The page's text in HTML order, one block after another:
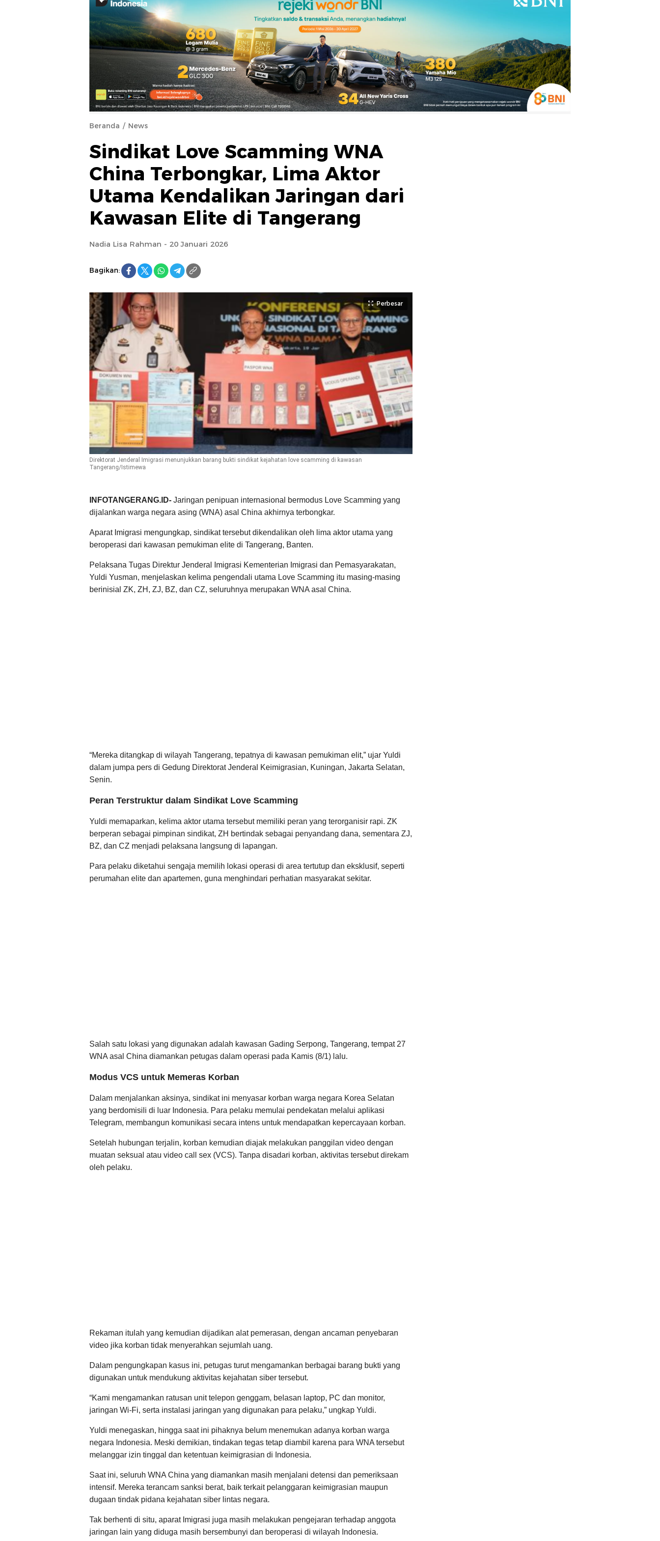
Beranda News
Sindikat Love Scamming WNA
China Terbongkar, Lima Aktor
Utama Kendalikan Jaringan dari
Kawasan Elite di Tangerang
Nadia Lisa Rahman - 20 Januari 2026
Bagikan:
Perbesar
Direktorat Jenderal Imigrasi menunjukkan barang bukti sindikat kejahatan love scamming di kawasan
Tangerang/Istimewa
INFOTANGERANG.ID- Jaringan penipuan internasional bermodus Love Scamming yang
dijalankan warga negara asing (WNA) asal China akhirnya terbongkar.
Aparat Imigrasi mengungkap, sindikat tersebut dikendalikan oleh lima aktor utama yang
beroperasi dari kawasan pemukiman elite di Tangerang, Banten.
Pelaksana Tugas Direktur Jenderal Imigrasi Kementerian Imigrasi dan Pemasyarakatan,
Yuldi Yusman, menjelaskan kelima pengendali utama Love Scamming itu masing-masing
berinisial ZK, ZH, ZJ, BZ, dan CZ, seluruhnya merupakan WNA asal China.
“Mereka ditangkap di wilayah Tangerang, tepatnya di kawasan pemukiman elit,” ujar Yuldi
dalam jumpa pers di Gedung Direktorat Jenderal Keimigrasian, Kuningan, Jakarta Selatan,
Senin.
Peran Terstruktur dalam Sindikat Love Scamming
Yuldi memaparkan, kelima aktor utama tersebut memiliki peran yang terorganisir rapi. ZK
berperan sebagai pimpinan sindikat, ZH bertindak sebagai penyandang dana, sementara ZJ,
BZ, dan CZ menjadi pelaksana langsung di lapangan.
Para pelaku diketahui sengaja memilih lokasi operasi di area tertutup dan eksklusif, seperti
perumahan elite dan apartemen, guna menghindari perhatian masyarakat sekitar.
Salah satu lokasi yang digunakan adalah kawasan Gading Serpong, Tangerang, tempat 27
WNA asal China diamankan petugas dalam operasi pada Kamis (8/1) lalu.
Modus VCS untuk Memeras Korban
Dalam menjalankan aksinya, sindikat ini menyasar korban warga negara Korea Selatan
yang berdomisili di luar Indonesia. Para pelaku memulai pendekatan melalui aplikasi
Telegram, membangun komunikasi secara intens untuk mendapatkan kepercayaan korban.
Setelah hubungan terjalin, korban kemudian diajak melakukan panggilan video dengan
muatan seksual atau video call sex (VCS). Tanpa disadari korban, aktivitas tersebut direkam
oleh pelaku.
Rekaman itulah yang kemudian dijadikan alat pemerasan, dengan ancaman penyebaran
video jika korban tidak menyerahkan sejumlah uang.
Dalam pengungkapan kasus ini, petugas turut mengamankan berbagai barang bukti yang
digunakan untuk mendukung aktivitas kejahatan siber tersebut.
“Kami mengamankan ratusan unit telepon genggam, belasan laptop, PC dan monitor,
jaringan Wi-Fi, serta instalasi jaringan yang digunakan para pelaku,” ungkap Yuldi.
Yuldi menegaskan, hingga saat ini pihaknya belum menemukan adanya korban warga
negara Indonesia. Meski demikian, tindakan tegas tetap diambil karena para WNA tersebut
melanggar izin tinggal dan ketentuan keimigrasian di Indonesia.
Saat ini, seluruh WNA China yang diamankan masih menjalani detensi dan pemeriksaan
intensif. Mereka terancam sanksi berat, baik terkait pelanggaran keimigrasian maupun
dugaan tindak pidana kejahatan siber lintas negara.
Tak berhenti di situ, aparat Imigrasi juga masih melakukan pengejaran terhadap anggota
jaringan lain yang diduga masih bersembunyi dan beroperasi di wilayah Indonesia.